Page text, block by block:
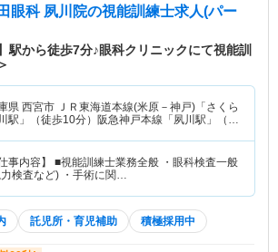
眼科 夙川院の視能訓練士求人(パー
駅から徒歩7分♪眼科クリニックにて視能訓
県 西宮市 ＪＲ東海道本線(米原－神戸)「さくら
駅」（徒歩10分）阪急神戸本線「夙川駅」（徒
仕事内容】 ■視能訓練士業務全般 ・眼科検査一般
検査など) ・手術に関…
託児所・育児補助 積極採用中